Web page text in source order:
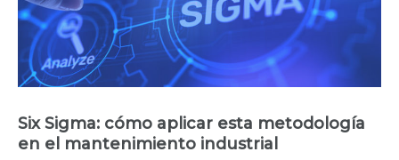
Six Sigma: cómo aplicar esta metodología
en el mantenimiento industrial